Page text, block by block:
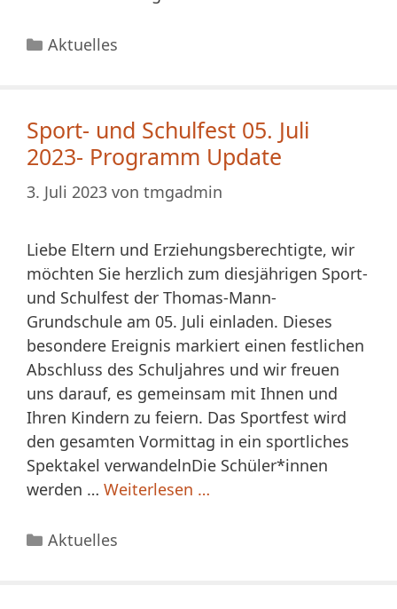
Kategorien
Aktuelles
Sport- und Schulfest 05. Juli
2023- Programm Update
3. Juli 2023 von tmgadmin
Liebe Eltern und Erziehungsberechtigte, wir
möchten Sie herzlich zum diesjährigen Sport-
und Schulfest der Thomas-Mann-
Grundschule am 05. Juli einladen. Dieses
besondere Ereignis markiert einen festlichen
Abschluss des Schuljahres und wir freuen
uns darauf, es gemeinsam mit Ihnen und
Ihren Kindern zu feiern. Das Sportfest wird
den gesamten Vormittag in ein sportliches
Spektakel verwandelnDie Schüler*innen
werden … Weiterlesen …
Kategorien
Aktuelles